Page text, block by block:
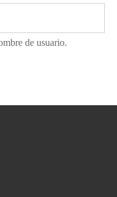
de usuario.